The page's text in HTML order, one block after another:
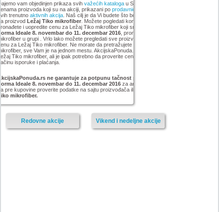
vam objedinjen prikaza svih važećih katalogau Srbiji, sa popustima i sniženim
proizvoda koji su na akciji, prikazani po prodavnicama
trenutno aktivnih akcija. Naš cilj je da Vi budete što bolje informisani o popustima i ceni
proizvod Ležaj Tiko mikrofiber. Možete pogledati kompletan
i uopredite cenu za Ležaj Tiko mikrofiber koji smo mi pronašli na akciji
Ideale 8. novembar do 11. decembar 2016, pronađete najjeftiniji Ležaj Tiko
u grupi . Vrlo lako možete pregledati sve proizvode iz kategorije
za Ležaj Tiko mikrofiber. Ne morate da pretražujete sve sajtove za artikal Ležaj Tiko
sve Vam je na jednom mestu. AkcijskaPonuda.rs svakodnevno ažurira cene za
Tiko mikrofiber, ali je ipak potrebno da proverite cenu i dostupnost sa prodavcem, kao i
isporuke i plaćanja.
ne garantuje za potpunu tačnost podataka iz akcije Katalog
Ideale 8. novembar do 11. decembar 2016za artikal
pre kupovine proverite podatke na sajtu proizvođača ili prodavnice za proizvod
mikrofiber.
Vikend i nedeljne akcije
Redovne akcije